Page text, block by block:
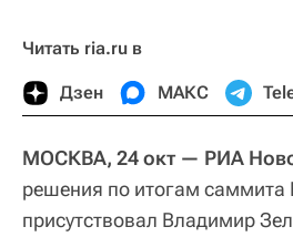
Читать ria.ru в
Дзен МАКС
МОСКВА, 24 окт — РИА
решения по итогам саммита
присутствовал Владимир